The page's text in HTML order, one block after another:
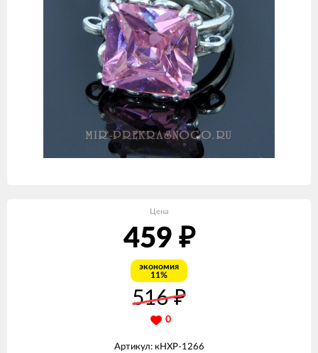
Цена
459 ₽
экономия
11%
516₽
0
Артикул: кНХР-1266